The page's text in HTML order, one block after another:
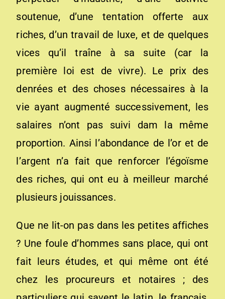
soutenue, d’une tentation offerte aux
riches, d’un travail de luxe, et de quelques
vices qu’il traîne à sa suite (car la
première loi est de vivre). Le prix des
denrées et des choses nécessaires à la
vie ayant augmenté successivement, les
salaires n’ont pas suivi dam la même
proportion. Ainsi l’abondance de l’or et de
l’argent n’a fait que renforcer l’égoïsme
des riches, qui ont eu à meilleur marché
plusieurs jouissances.
Que ne lit-on pas dans les petites affiches
? Une foule d’hommes sans place, qui ont
fait leurs études, et qui même ont été
chez les procureurs et notaires ; des